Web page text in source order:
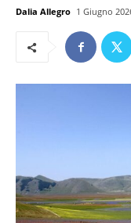
Dalia Allegro 1 Giugno